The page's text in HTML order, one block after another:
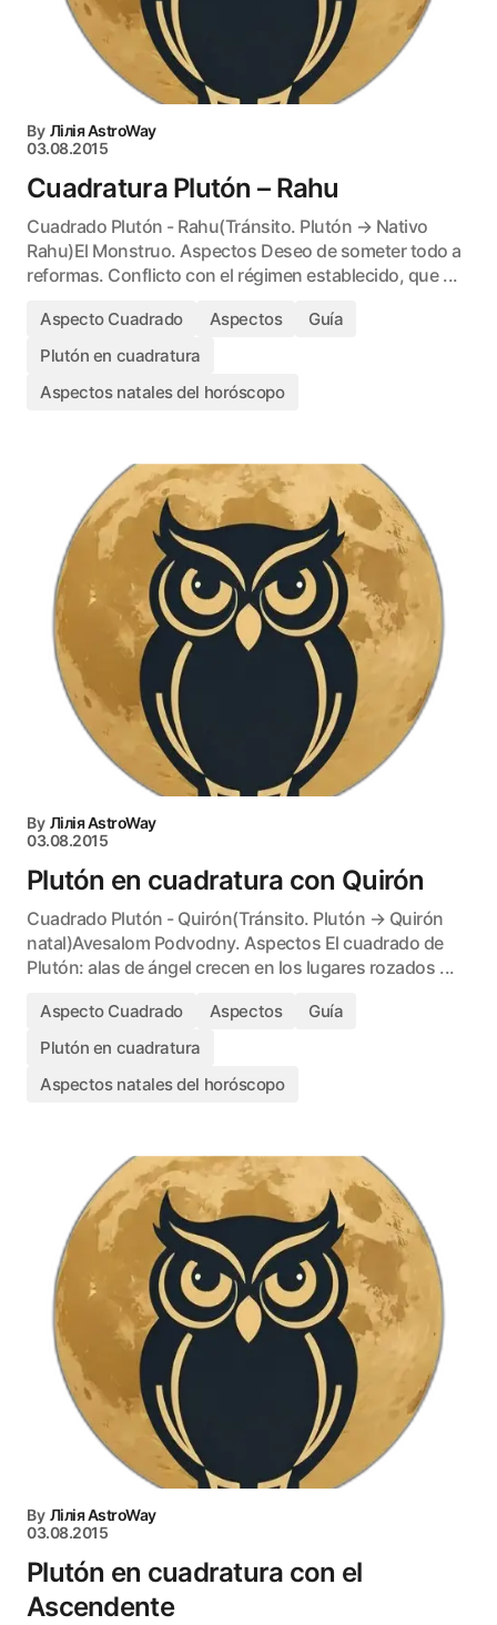
By Лілія AstroWay
03.08.2015
Cuadratura Plutón – Rahu
Cuadrado Plutón - Rahu(Tránsito. Plutón → Nativo
Rahu)El Monstruo. Aspectos Deseo de someter todo a
reformas. Conflicto con el régimen establecido, que ...
Aspecto Cuadrado Aspectos
Guía
Plutón en cuadratura
Aspectos natales del horóscopo
By Лілія AstroWay
03.08.2015
Plutón en cuadratura con Quirón
Cuadrado Plutón - Quirón(Tránsito. Plutón → Quirón
natal)Avesalom Podvodny. Aspectos El cuadrado de
Plutón: alas de ángel crecen en los lugares rozados ...
Aspecto Cuadrado Aspectos
Guía
Plutón en cuadratura
Aspectos natales del horóscopo
By Лілія AstroWay
03.08.2015
Plutón en cuadratura con el
Ascendente